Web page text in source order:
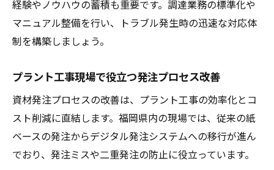
経験やノウハウの蓄積も重要です。調達業務の標準化や
マニュアル整備を行い、トラブル発生時の迅速な対応体
制を構築しましょう。
プラント工事現場で役立つ発注プロセス改善
資材発注プロセスの改善は、プラント工事の効率化とコ
スト削減に直結します。福岡県内の現場では、従来の紙
ベースの発注からデジタル発注システムへの移行が進ん
でおり、発注ミスや二重発注の防止に役立っています。